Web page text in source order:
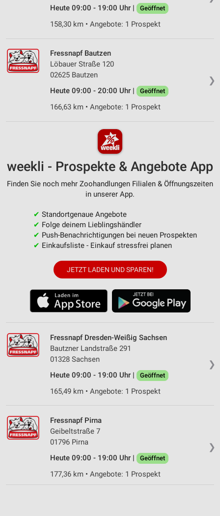
Heute 09:00 - 19:00 Uhr |
Geöffnet
158,30 km • Angebote: 1 Prospekt
❯
Fressnapf Bautzen
Löbauer Straße 120
02625 Bautzen
Heute 09:00 - 20:00 Uhr |
Geöffnet
166,63 km • Angebote: 1 Prospekt
weekli - Prospekte & Angebote App
Finden Sie noch mehr Zoohandlungen Filialen & Öffnungszeiten
in unserer App.
✔ Standortgenaue Angebote
✔ Folge deinem Lieblingshändler
✔ Push-Benachrichtigungen bei neuen Prospekten
✔ Einkaufsliste - Einkauf stressfrei planen
JETZT LADEN UND SPAREN!
❯
Fressnapf Dresden-Weißig Sachsen
Bautzner Landstraße 291
01328 Sachsen
Heute 09:00 - 19:00 Uhr |
Geöffnet
165,49 km • Angebote: 1 Prospekt
❯
Fressnapf Pirna
Geibeltstraße 7
01796 Pirna
Heute 09:00 - 19:00 Uhr |
Geöffnet
177,36 km • Angebote: 1 Prospekt